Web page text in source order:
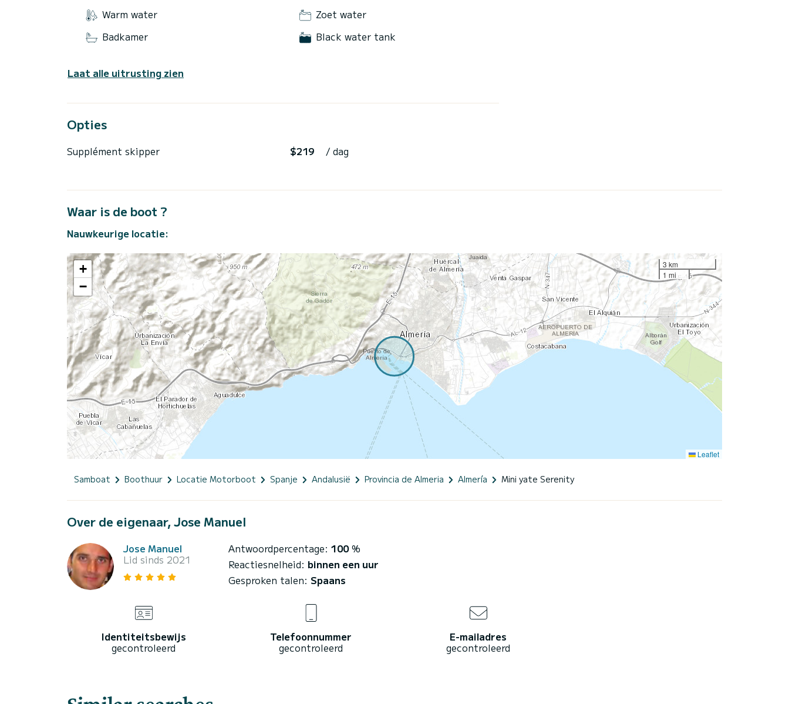
Warm water
Zoet water
Badkamer
Black water tank
Laat alle uitrusting zien
Opties
Supplément skipper $219 / dag
Waar is de boot ?
Nauwkeurige locatie:
+
−
3 km
1 mi
Leaflet
Samboat Boothuur Locatie Motorboot Spanje Andalusië Provincia de Almeria Almería Mini yate Serenity
Over de eigenaar, Jose Manuel
Jose Manuel
Lid sinds 2021
Antwoordpercentage: 100%
Reactiesnelheid: binnen een uur
Gesproken talen: Spaans
Identiteitsbewijs
gecontroleerd
Telefoonnummer
gecontroleerd
E-mailadres
gecontroleerd